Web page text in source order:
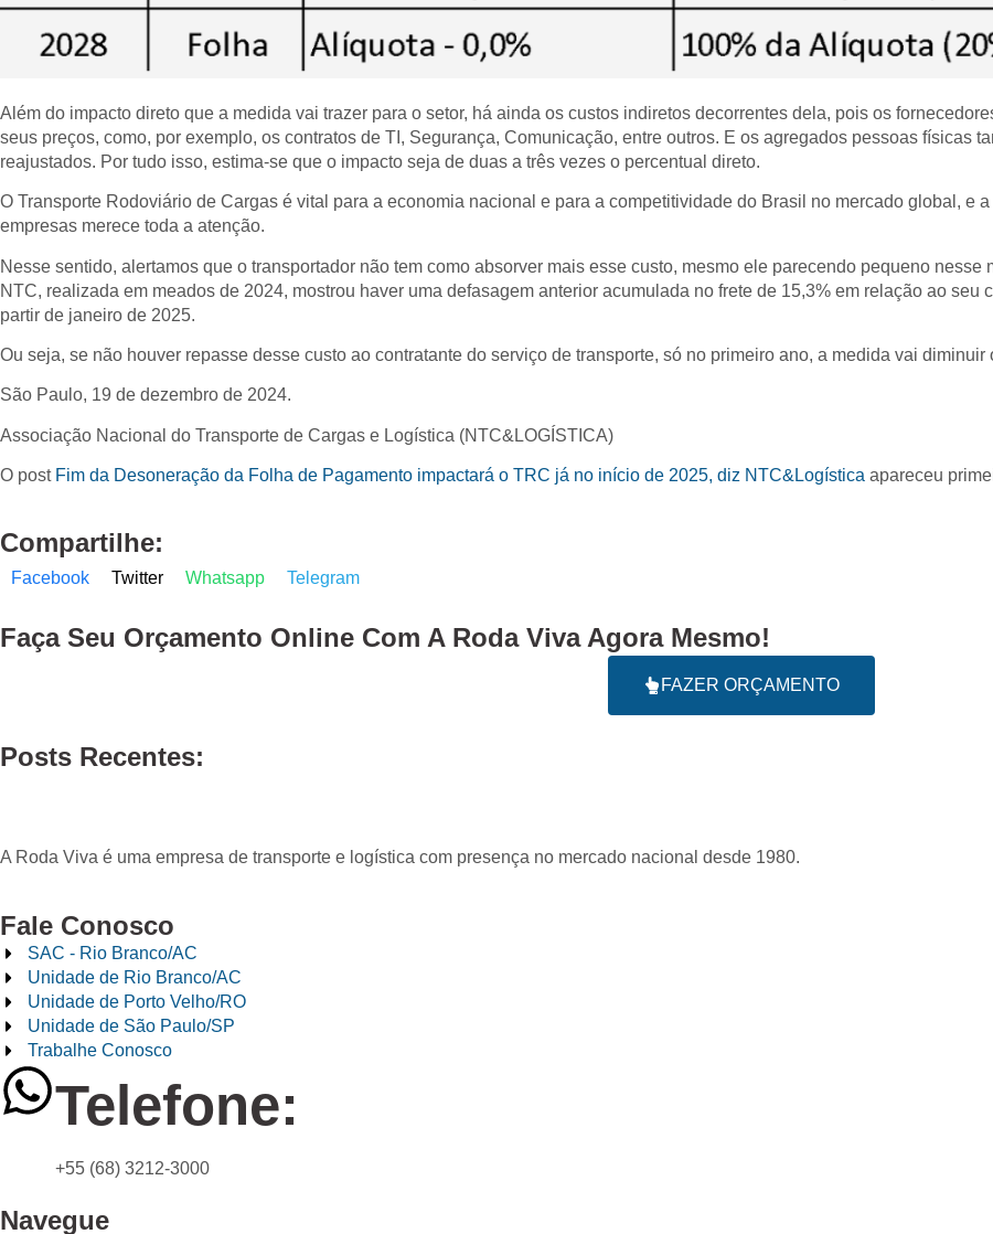
Além do impacto direto que a medida vai trazer para o setor, há ainda os custos indiretos decorrentes dela, pois os
seus preços, como, por exemplo, os contratos de TI, Segurança, Comunicação, entre outros. E os agregados pessoas físicas
reajustados. Por tudo isso, estima-se que o impacto seja de duas a três vezes o percentual direto.
O Transporte Rodoviário de Cargas é vital para a economia nacional e para a competitividade do Brasil no mercado global, e
empresas merece toda a atenção.
Nesse sentido, alertamos que o transportador não tem como absorver mais esse custo, mesmo ele parecendo pequeno
NTC, realizada em meados de 2024, mostrou haver uma defasagem anterior acumulada no frete de 15,3% em relação ao
partir de janeiro de 2025.
Ou seja, se não houver repasse desse custo ao contratante do serviço de transporte, só no primeiro ano, a medida vai
São Paulo, 19 de dezembro de 2024.
Associação Nacional do Transporte de Cargas e Logística (NTC&LOGÍSTICA)
O post Fim da Desoneração da Folha de Pagamento impactará o TRC já no início de 2025, diz NTC&Logística apareceu
Compartilhe:
Facebook Twitter Whatsapp Telegram
Faça Seu Orçamento Online Com A Roda Viva Agora Mesmo!
FAZER ORÇAMENTO
Posts Recentes:
A Roda Viva é uma empresa de transporte e logística com presença no mercado nacional desde 1980.
Fale Conosco
SAC - Rio Branco/AC
Unidade de Rio Branco/AC
Unidade de Porto Velho/RO
Unidade de São Paulo/SP
Trabalhe Conosco
Telefone:
+55 (68) 3212-3000
Navegue